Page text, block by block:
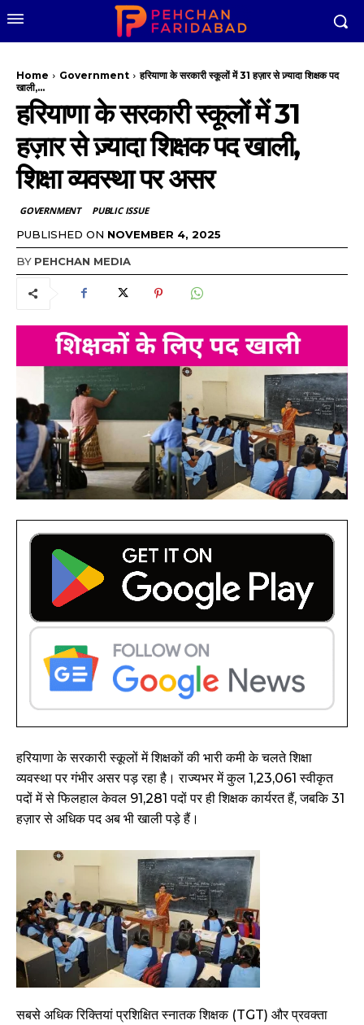
Home Government
हरियाणा के सरकारी स्कूलों में 31 हज़ार से ज़्यादा शिक्षक पद
खाली,...
हरियाणा के सरकारी स्कूलों में 31
हज़ार से ज़्यादा शिक्षक पद खाली,
शिक्षा व्यवस्था पर असर
GOVERNMENT PUBLIC ISSUE
PUBLISHED ON NOVEMBER 4, 2025
BY PEHCHAN MEDIA
हरियाणा के सरकारी स्कूलों में शिक्षकों की भारी कमी के चलते शिक्षा
व्यवस्था पर गंभीर असर पड़ रहा है। राज्यभर में कुल 1,23,061 स्वीकृत
पदों में से फिलहाल केवल 91,281 पदों पर ही शिक्षक कार्यरत हैं, जबकि 31
हज़ार से अधिक पद अब भी खाली पड़े हैं।
सबसे अधिक रिक्तियां प्रशिक्षित स्नातक शिक्षक (TGT) और प्रवक्ता